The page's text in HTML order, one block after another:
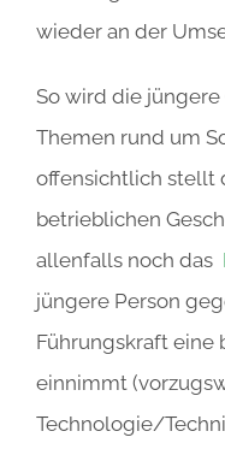
wieder an der
So wird die
Themen rund um
offensichtlich stellt
betrieblichen
allenfalls noch das
jüngere Person
Führungskraft eine
einnimmt
Technologie/